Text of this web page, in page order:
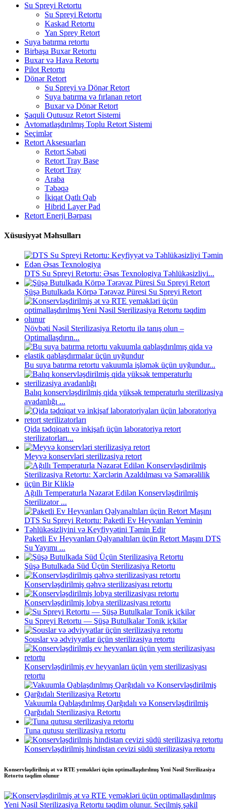
Su Spreyi Retortu
Su Spreyi Retortu
Kaskad Retortu
Yan Sprey Retort
Suya batırma retortu
Birbaşa Buxar Retortu
Buxar və Hava Retortu
Pilot Retortu
Dönər Retort
Su Spreyi və Dönər Retort
Suya batırma və fırlanan retort
Buxar və Dönər Retort
Şaquli Qutusuz Retort Sistemi
Avtomatlaşdırılmış Toplu Retort Sistemi
Seçimlər
Retort Aksesuarları
Retort Səbəti
Retort Tray Base
Retort Tray
Araba
Təbəqə
İkiqat Qatlı Qab
Hibrid Layer Pad
Retort Enerji Bərpası
Xüsusiyyət Məhsulları
DTS Su Spreyi Retortu: Əsas Texnologiya Təhlükəsizliyi...
Şüşə Butulkada Körpə Tərəvəz Püresi Su Spreyi Retort
Növbəti Nəsil Sterilizasiya Retortu ilə tanış olun –
Optimallaşdırın...
Bu suya batırma retortu vakuumla işləmək üçün uyğundur...
Balıq konservləşdirilmiş qida yüksək temperaturlu sterilizasiya
avadanlığı ...
Qida tədqiqatı və inkişafı üçün laboratoriya retort
sterilizatorları...
Meyvə konservləri sterilizasiya retort
Ağıllı Temperaturla Nəzarət Edilən Konservləşdirilmiş
Sterilizator ...
Paketli Ev Heyvanları Qəlyanaltıları üçün Retort Maşını DTS
Su Yayımı ...
Şüşə Butulkada Süd Üçün Sterilizasiya Retortu
Konservləşdirilmiş qəhvə sterilizasiyası retortu
Konservləşdirilmiş lobya sterilizasiyası retortu
Su Spreyi Retortu — Şüşə Butulkalar Tonik içkilər
Souslar və ədviyyatlar üçün sterilizasiya retortu
Konservləşdirilmiş ev heyvanları üçün yem sterilizasiyası
retortu
Vakuumla Qablaşdırılmış Qarğıdalı və Konservləşdirilmiş
Qarğıdalı Sterilizasiya Retortu
Tuna qutusu sterilizasiya retortu
Konservləşdirilmiş hindistan cevizi südü sterilizasiya retortu
Konservləşdirilmiş ət və RTE yeməkləri üçün optimallaşdırılmış Yeni Nəsil Sterilizasiya
Retortu təqdim olunur